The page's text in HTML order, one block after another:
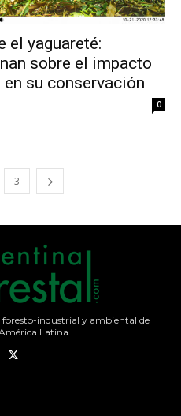
el yaguareté:
sobre el impacto
su conservación
0
3
industrial y ambiental de
Latina